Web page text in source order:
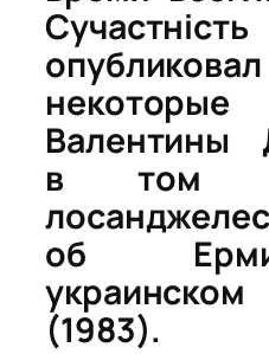
Сучастність
Валентины
в том
об
(1983).